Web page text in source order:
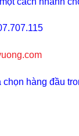
hàng đầu